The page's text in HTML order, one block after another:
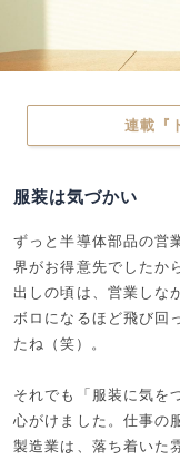
連載『
服装は気づかい
ずっと半導体部品の営
界がお得意先でしたか
出しの頃は、営業しな
ボロになるほど飛び回
たね（笑）。
それでも「服装に気を
心がけました。仕事の
製造業は、落ち着いた